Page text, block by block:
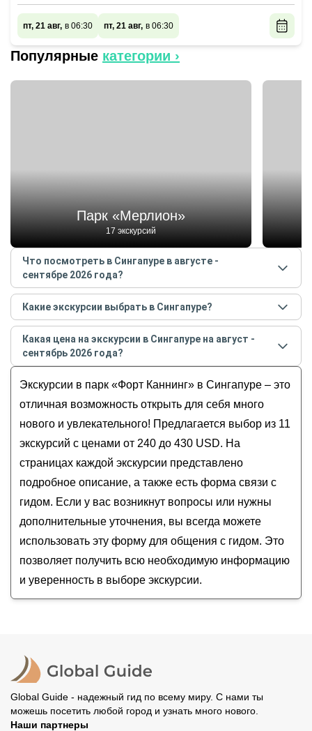
пт, 21 авг, в 06:30 пт, 21 авг, в 06:30
Популярные категории ›
Парк «Мерлион»
17 экскурсий
Что посмотреть в Сингапуре в августе -
сентябре 2026 года?
Самые популярные местав Сингапурев августе -
сентябре 2026года:
Парк «Мерлион»
Мост Хеликс
Лотос на воде
Плотина на канале Марина
Сады Аватара
Какие экскурсии выбрать в Сингапуре?
Самые популярные экскурсиив Сингапурев
августе - сентябре 2026года:
Сингапур: всё лучшее сразу
Сингапурский калейдоскоп
Сложить мозаику Сингапура
Вечерний гастрономический Сингапур
Сингапур — город будущего
Какая цена на экскурсии в Сингапуре на август -
сентябрь 2026 года?
сентябрь 2026года от 240до 430 USD
Экскурсии в парк «Форт Каннинг» в Сингапуре – это
отличная возможность открыть для себя много
нового и увлекательного! Предлагается выбор из 11
экскурсий с ценами от 240 до 430 USD. На
страницах каждой экскурсии представлено
подробное описание, а также есть форма связи с
гидом. Если у вас возникнут вопросы или нужны
дополнительные уточнения, вы всегда можете
использовать эту форму для общения с гидом. Это
позволяет получить всю необходимую информацию
и уверенность в выборе экскурсии.
Global Guide - надежный гид по всему миру. С нами ты
можешь посетить любой город и узнать много нового.
Наши партнеры